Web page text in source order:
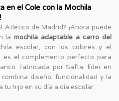
en el Cole con la Mochila
Atlético de Madrid? ¡Ahora puede
lamochila adaptable a carro del
escolar, con los colores y el
el complemento perfecto para
Fabricada por Safta, líder en
diseño, funcionalidad y la
tu hijo en su día a día escolar.